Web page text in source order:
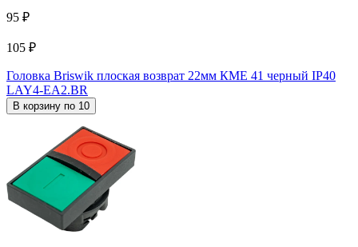
95 ₽
105 ₽
Головка Briswik плоская возврат 22мм КМЕ 41 черный IP40
LAY4-EA2.BR
В корзину по 10